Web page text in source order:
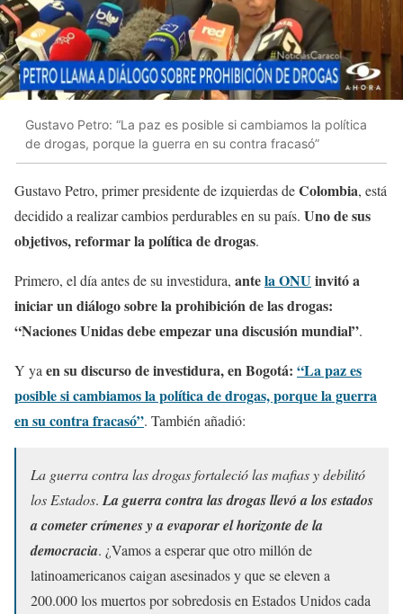
Gustavo Petro: “La paz es posible si cambiamos la política
de drogas, porque la guerra en su contra fracasó”
Gustavo Petro, primer presidente de izquierdas deColombia, está
decidido a realizar cambios perdurables en su país. Uno de sus
objetivos, reformar la política de drogas.
Primero, el día antes de su investidura, antela ONUinvitó a
iniciar un diálogo sobre la prohibición de las drogas:
“Naciones Unidas debe empezar una discusión mundial”.
Y ya en su discurso de investidura, en Bogotá: “La paz es
posible si cambiamos la política de drogas, porque la guerra
en su contra fracasó”. También añadió:
La guerra contra las drogas fortaleció las mafias y debilitó
los Estados. La guerra contra las drogas llevó a los estados
a cometer crímenes y a evaporar el horizonte de la
democracia. ¿Vamos a esperar que otro millón de
latinoamericanos caigan asesinados y que se eleven a
200.000 los muertos por sobredosis en Estados Unidos cada